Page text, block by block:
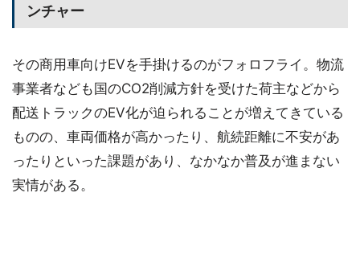
ンチャー
その商用車向けEVを手掛けるのがフォロフライ。物流
事業者なども国のCO2削減方針を受けた荷主などから
配送トラックのEV化が迫られることが増えてきている
ものの、車両価格が高かったり、航続距離に不安があ
ったりといった課題があり、なかなか普及が進まない
実情がある。